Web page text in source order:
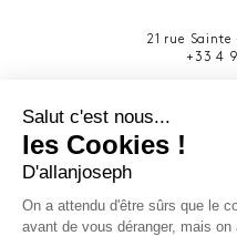
21 rue Sainte
+33 4
Salut c'est nous...
les Cookies !
D'allanjoseph
On a attendu d'être sûrs que le
avant de vous déranger, mais